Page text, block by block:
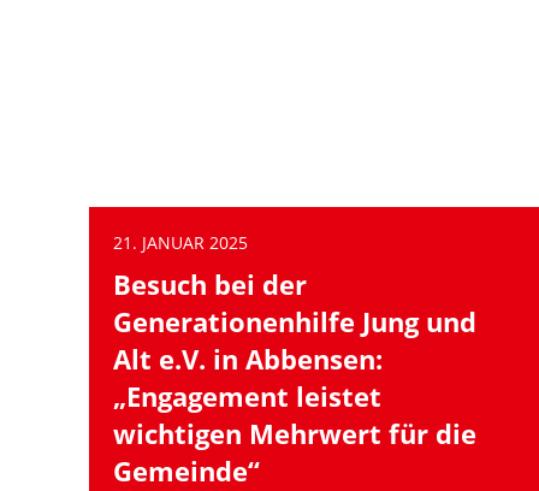
21. JANUAR 2025
Besuch bei der
Generationenhilfe Jung und
Alt e.V. in Abbensen:
„Engagement leistet
wichtigen Mehrwert für die
Gemeinde“